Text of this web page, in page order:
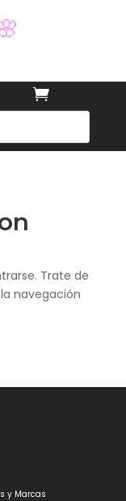

Trate de
navegación
y Marcas